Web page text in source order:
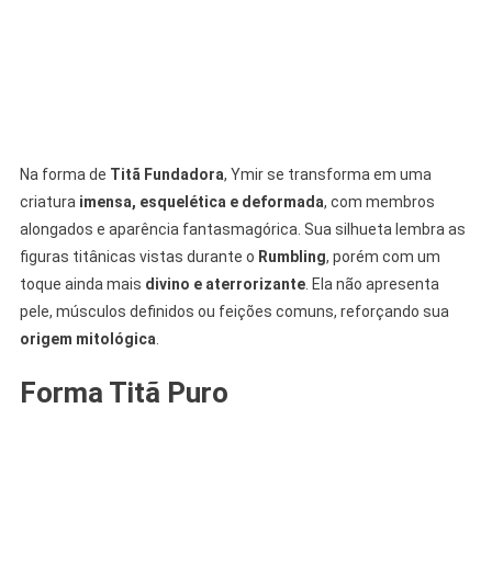
Na forma de Titã Fundadora, Ymir se transforma em uma
criatura imensa, esquelética e deformada, com membros
alongados e aparência fantasmagórica. Sua silhueta lembra as
figuras titânicas vistas durante o Rumbling, porém com um
toque ainda mais divino e aterrorizante. Ela não apresenta
pele, músculos definidos ou feições comuns, reforçando sua
origem mitológica
Forma Titã Puro